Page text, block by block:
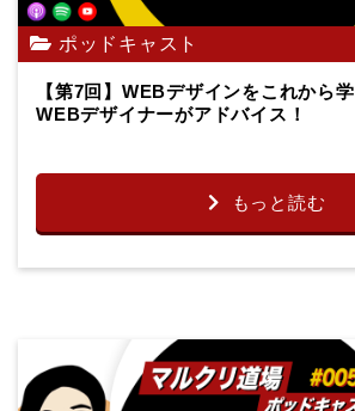
ポッドキャスト
【第7回】WEBデザインをこれから
WEBデザイナーがアドバイス！
もっと読む